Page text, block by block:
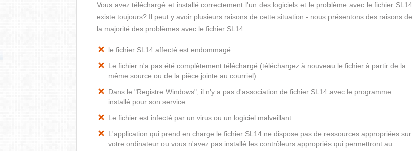
Vous avez téléchargé et installé correctement l'un des logiciels et le problème avec le fichier SL14
existe toujours? Il peut y avoir plusieurs raisons de cette situation - nous présentons des raisons de
la majorité des problèmes avec le fichier SL14:
le fichier SL14 affecté est endommagé
Le fichier n'a pas été complètement téléchargé (téléchargez à nouveau le fichier à partir de la
même source ou de la pièce jointe au courriel)
Dans le "Registre Windows", il n'y a pas d'association de fichier SL14 avec le programme
installé pour son service
Le fichier est infecté par un virus ou un logiciel malveillant
L'application qui prend en charge le fichier SL14 ne dispose pas de ressources appropriées sur
votre ordinateur ou vous n'avez pas installé les contrôleurs appropriés qui permettront au